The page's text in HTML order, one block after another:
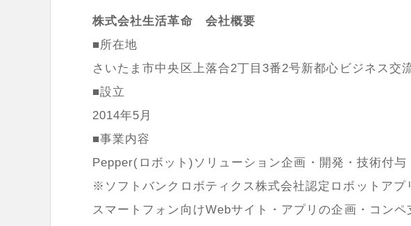
株式会社生活革命 会社概要
■所在地
さいたま市中央区上落合2丁目3番2号新都心ビジネス交
■設立
2014年5月
■事業内容
Pepper(ロボット)ソリューション企画・開発・技術付与
※ソフトバンクロボティクス株式会社認定ロボットア
スマートフォン向けWebサイト・アプリの企画・コンペ